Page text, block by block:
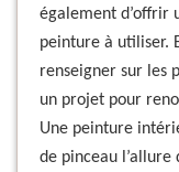
également d’offrir
peinture à utiliser.
renseigner sur les
un projet pour
Une peinture
de pinceau l’allure